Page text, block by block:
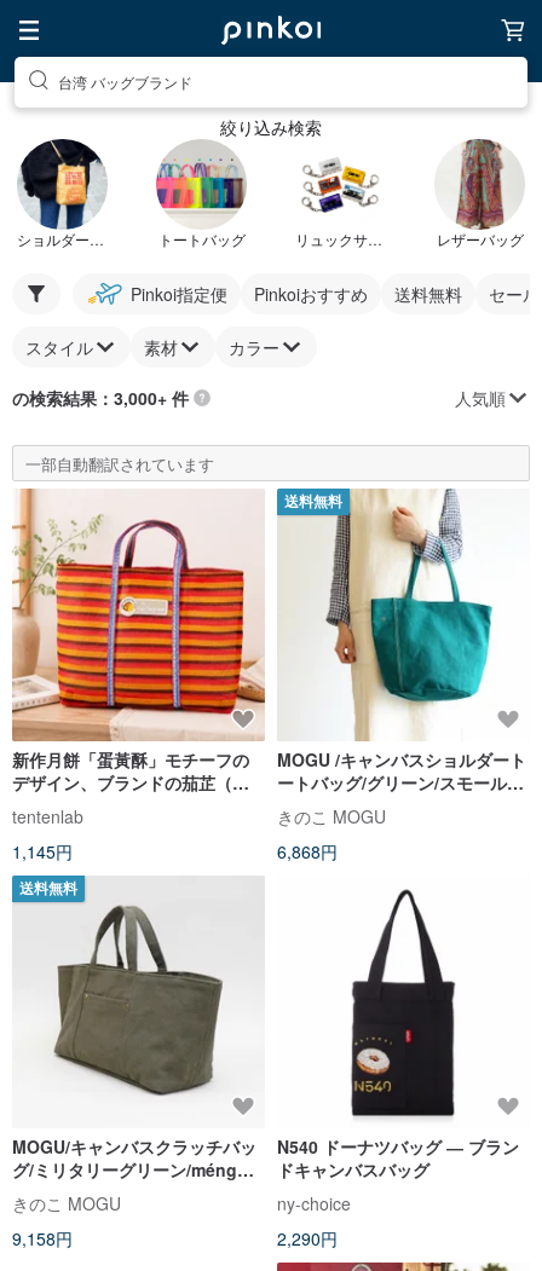
台湾 バッグブランド
絞り込み検索
ショルダーバッグ トートバッグ リュックサック レザーバッグ
Pinkoi指定便 Pinkoiおすすめ 送料無料 セー
スタイル 素材 カラー
の検索結果：3,000+ 件 人気順
一部自動翻訳されています
新作月餅「蛋黃酥」モチーフの
デザイン、ブランドの茄芷（ガ
ージー）バッグ｜夏休み｜父の
日ギフト｜男性への贈り物
tentenlab
1,145円
送料無料
MOGU /キャンバスショルダート
ートバッグ/グリーン/スモールカ
ム
きのこ MOGU
6,868円
送料無料
MOGU/キャンバスクラッチバッ
グ/ミリタリーグリーン/méng阿
きのこ MOGU
9,158円
N540 ドーナツバッグ ― ブラン
ドキャンバスバッグ
ny-choice
2,290円